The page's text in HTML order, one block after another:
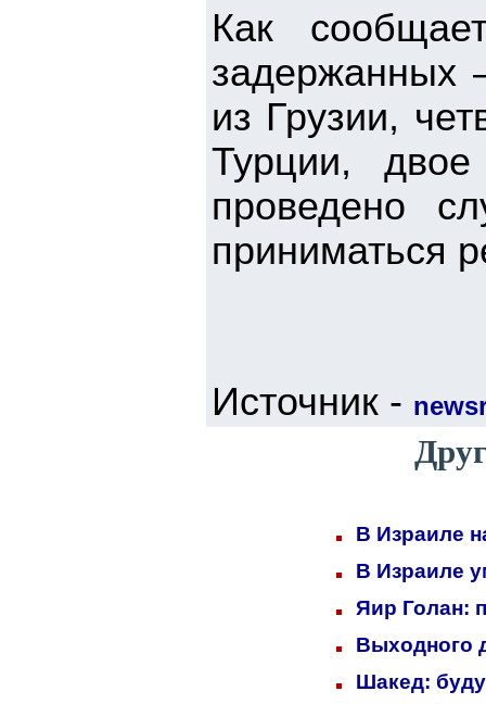
Как
задержанных
из Грузии,
Турции,
проведено
приниматься
Источник -
В Израиле
В Израиле
Яир Голан:
Выходного
Шакед: